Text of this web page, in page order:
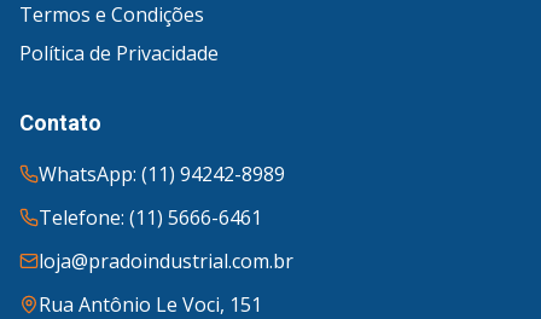
Termos e Condições
Política de Privacidade
Contato
WhatsApp: (11) 94242-8989
Telefone: (11) 5666-6461
loja@pradoindustrial.com.br
Rua Antônio Le Voci, 151